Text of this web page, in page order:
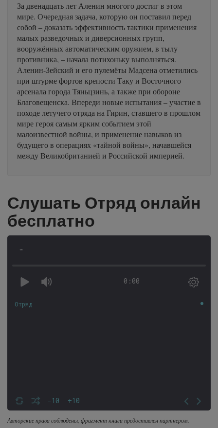
За двенадцать лет Аленин многого достиг в этом
мире. Очередная задача, которую он поставил перед
собой – доказать эффективность тактики применения
малых разведочных и диверсионных групп,
вооружённых автоматическим оружием, в тылу
противника, – начала потихоньку выполняться.
Аленин-Зейский и его пулемёты Мадсена отметились
при штурме фортов крепости Таку и Восточного
арсенала города Тяньцзинь, а также при обороне
Благовещенска. Впереди новые испытания – участие в
походе летучего отряда на Гирин, ставшего в прошлом
мире героя самым ярким событием этой
малоизвестной войны, и применение навыков из
будущего в операциях «тайной войны», начавшейся
между Великобританией и Российской империей.
Слушать Отряд онлайн
бесплатно
-
0:00
-10 +10
Отряд
Авторские права соблюдены, фрагмент книги предоставлен партнером.